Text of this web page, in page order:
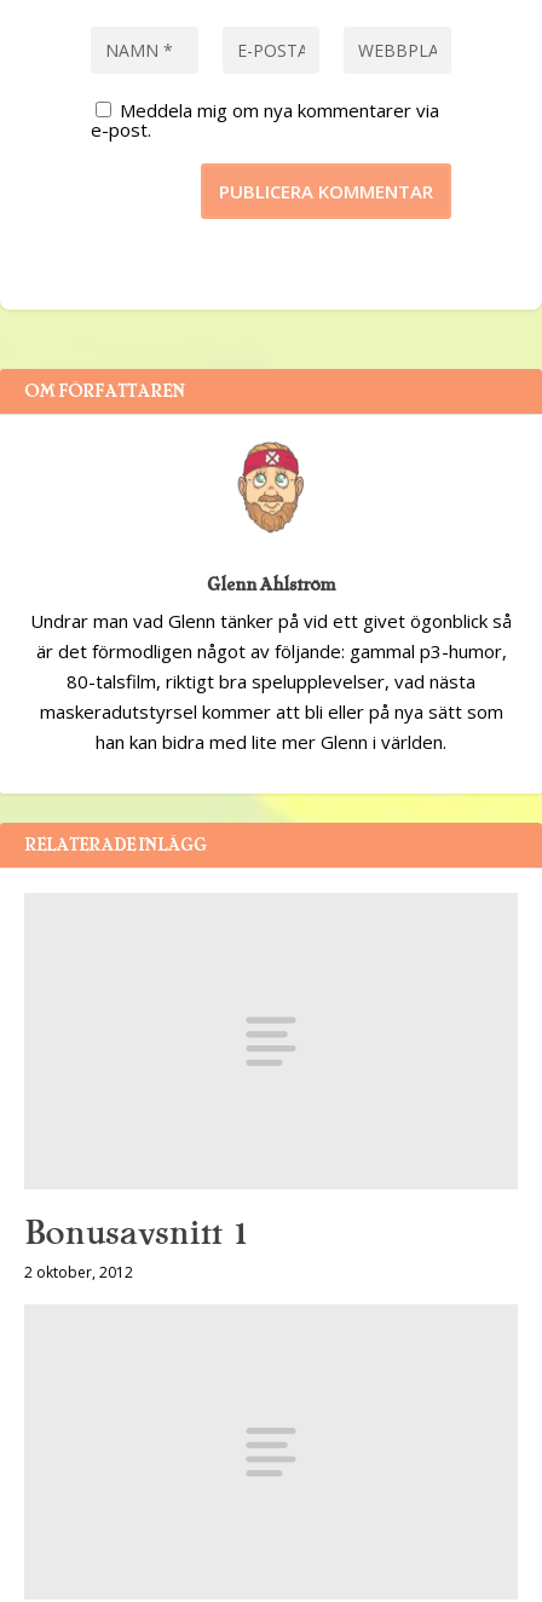
Meddela mig om nya kommentarer via
e-post.
OM FÖRFATTAREN
Glenn Ahlström
Undrar man vad Glenn tänker på vid ett givet ögonblick så
är det förmodligen något av följande: gammal p3-humor,
80-talsfilm, riktigt bra spelupplevelser, vad nästa
maskeradutstyrsel kommer att bli eller på nya sätt som
han kan bidra med lite mer Glenn i världen.
RELATERADE INLÄGG
Bonusavsnitt 1
2 oktober, 2012